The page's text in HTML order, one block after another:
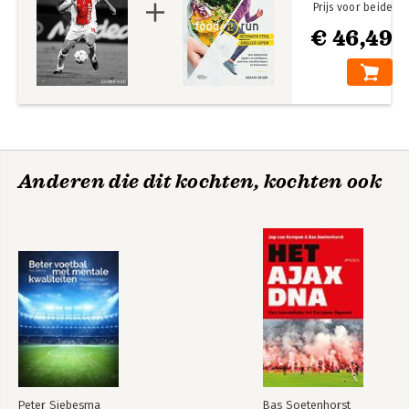
€ 46,49
Prijs voor beide
Anderen die dit kochten, kochten ook
Peter Siebesma Bas Soetenhorst